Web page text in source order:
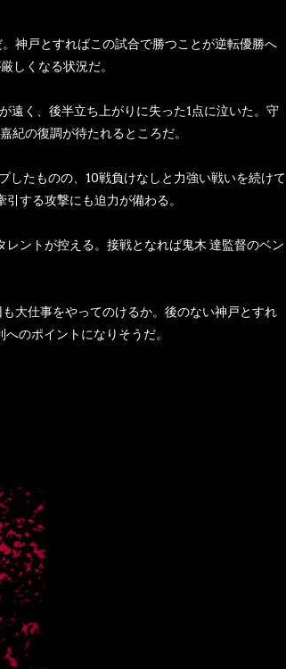
神戸とすればこの試合で勝つことが逆転優勝へ
しくなる状況だ。
遠く、後半立ち上がりに失った1点に泣いた。守
紀の復調が待たれるところだ。
したものの、10戦負けなしと力強い戦いを続けて
する攻撃にも迫力が備わる。
ントが控える。接戦となれば鬼木 達監督のベン
大仕事をやってのけるか。後のない神戸とすれ
へのポイントになりそうだ。